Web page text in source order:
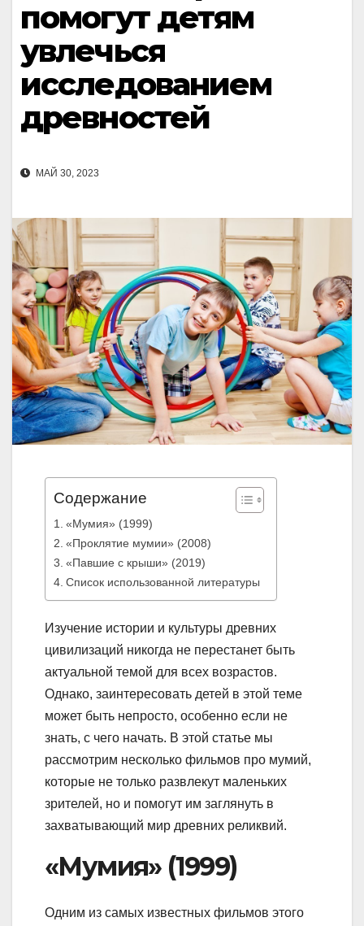
помогут детям
увлечься
исследованием
древностей
МАЙ 30, 2023
Содержание
«Мумия» (1999)
«Проклятие мумии» (2008)
«Павшие с крыши» (2019)
Список использованной литературы
Изучение истории и культуры древних
цивилизаций никогда не перестанет быть
актуальной темой для всех возрастов.
Однако, заинтересовать детей в этой теме
может быть непросто, особенно если не
знать, с чего начать. В этой статье мы
рассмотрим несколько фильмов про мумий,
которые не только развлекут маленьких
зрителей, но и помогут им заглянуть в
захватывающий мир древних реликвий.
«Мумия» (1999)
Одним из самых известных фильмов этого